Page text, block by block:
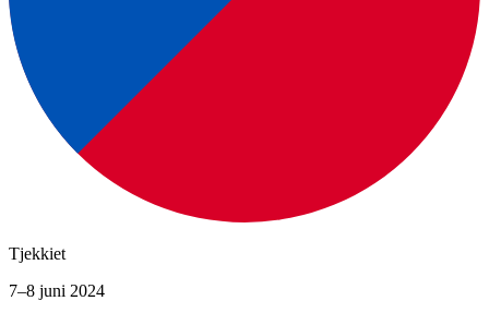
Tjekkiet
7–8 juni 2024